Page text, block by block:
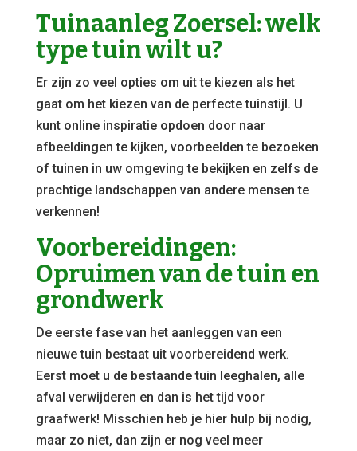
Tuinaanleg Zoersel: welk
type tuin wilt u?
Er zijn zo veel opties om uit te kiezen als het
gaat om het kiezen van de perfecte tuinstijl. U
kunt online inspiratie opdoen door naar
afbeeldingen te kijken, voorbeelden te bezoeken
of tuinen in uw omgeving te bekijken en zelfs de
prachtige landschappen van andere mensen te
verkennen!
Voorbereidingen:
Opruimen van de tuin en
grondwerk
De eerste fase van het aanleggen van een
nieuwe tuin bestaat uit voorbereidend werk.
Eerst moet u de bestaande tuin leeghalen, alle
afval verwijderen en dan is het tijd voor
graafwerk! Misschien heb je hier hulp bij nodig,
maar zo niet, dan zijn er nog veel meer